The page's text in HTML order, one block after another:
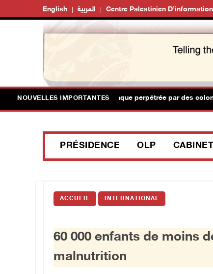
English العربية Centre Palestinien
NOUVELLES IMPORTANTES
Six civils blessés lors d'une attaque perpétrée par des colons
PRÉSIDENCE OLP CABINET
ACCUEIL INTERNATIONAL
60 000 enfants de moins
malnutrition